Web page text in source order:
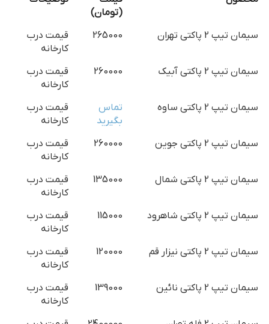
(تومان)
سیمان تیپ 2 پاکتی تهران 265000
قیمت درب
کارخانه
سیمان تیپ 2 پاکتی آبیک
260000
قیمت درب
کارخانه
سیمان تیپ 2 پاکتی ساوه
تماس
بگیرید
قیمت درب
کارخانه
سیمان تیپ 2 پاکتی جوین
260000
قیمت درب
کارخانه
سیمان تیپ 2 پاکتی شمال
135000
قیمت درب
کارخانه
سیمان تیپ 2 پاکتی شاهرود
115000
قیمت درب
کارخانه
سیمان تیپ 2 پاکتی نیزار قم
120000
قیمت درب
کارخانه
سیمان تیپ 2 پاکتی نائین
139000
قیمت درب
کارخانه